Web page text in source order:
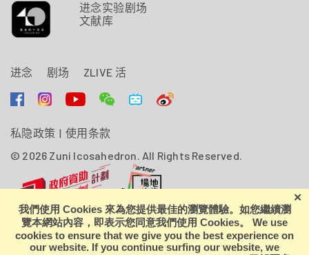
进念实验剧场
文献库
进念 剧场 ZLIVE 活
私隐政策 | 使用条款
© 2026 Zuni Icosahedron. All Rights Reserved.
进念．二十面体由香港特别行政区政府资助